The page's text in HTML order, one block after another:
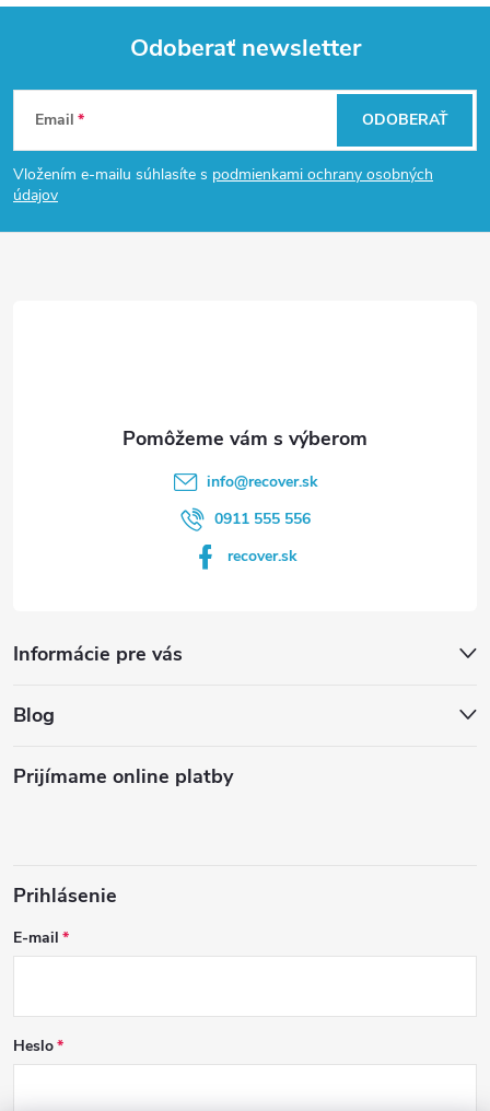
Z
á
p
Odoberať newsletter
Email
Vložením e-mailu súhlasíte s podmienkami ochrany osobných
údajov
ODOBERAŤ
info@recover.sk
0911 555 556
recover.sk
Informácie pre vás
Blog
Prijímame online platby
Prihlásenie
E-mail
Heslo